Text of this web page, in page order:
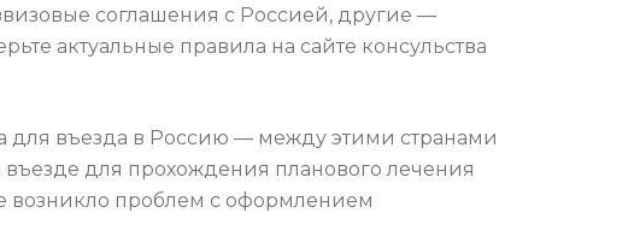
соглашения с Россией, другие —
актуальные правила на сайте консульства
для въезда в Россию — между этими странами
для прохождения планового лечения
возникло проблем с оформлением